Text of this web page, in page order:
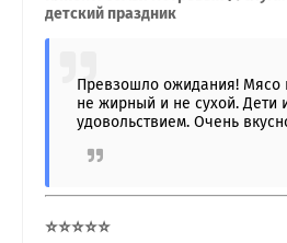
детский праздник
Превзошло ожидания! Мясо
не жирный и не сухой. Дети
удовольствием. Очень
⭐⭐⭐⭐⭐